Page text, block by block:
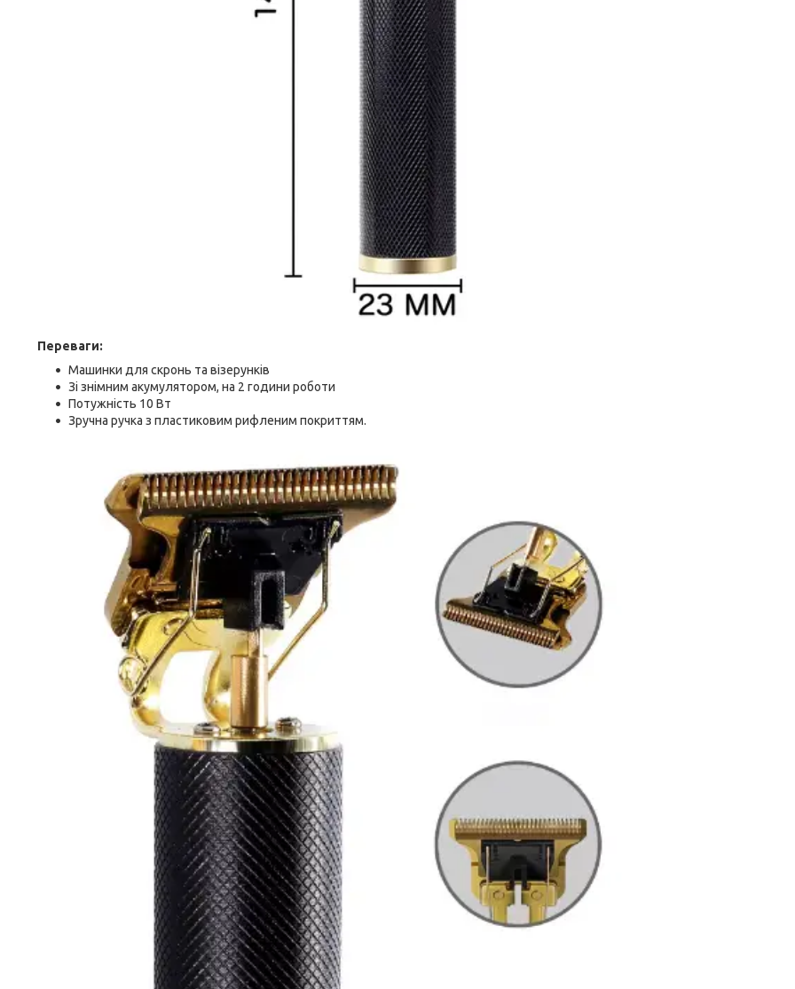
Переваги:
Машинки для скронь та візерунків
Зі знімним акумулятором, на 2 години роботи
Потужність 10 Вт
Зручна ручка з пластиковим рифленим покриттям.